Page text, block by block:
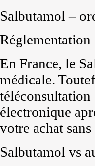
Salbutamol –
Réglementation
En France, le
médicale.
électronique
votre achat
Salbutamol vs